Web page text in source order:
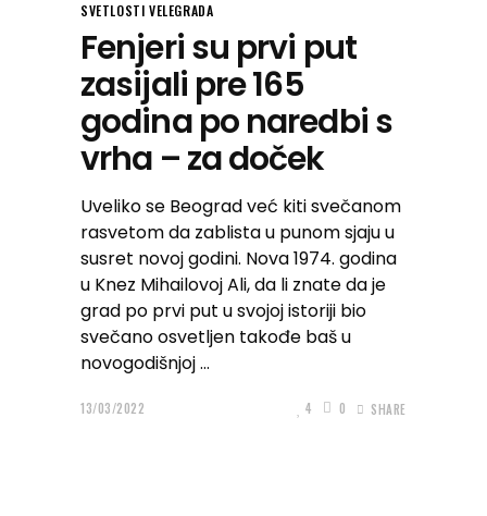
SVETLOSTI VELEGRADA
Fenjeri su prvi put
zasijali pre 165
godina po naredbi s
vrha – za doček
Uveliko se Beograd već kiti svečanom
rasvetom da zablista u punom sjaju u
susret novoj godini. Nova 1974. godina
u Knez Mihailovoj Ali, da li znate da je
grad po prvi put u svojoj istoriji bio
svečano osvetljen takođe baš u
novogodišnjoj
13/03/2022 4 0 SHARE